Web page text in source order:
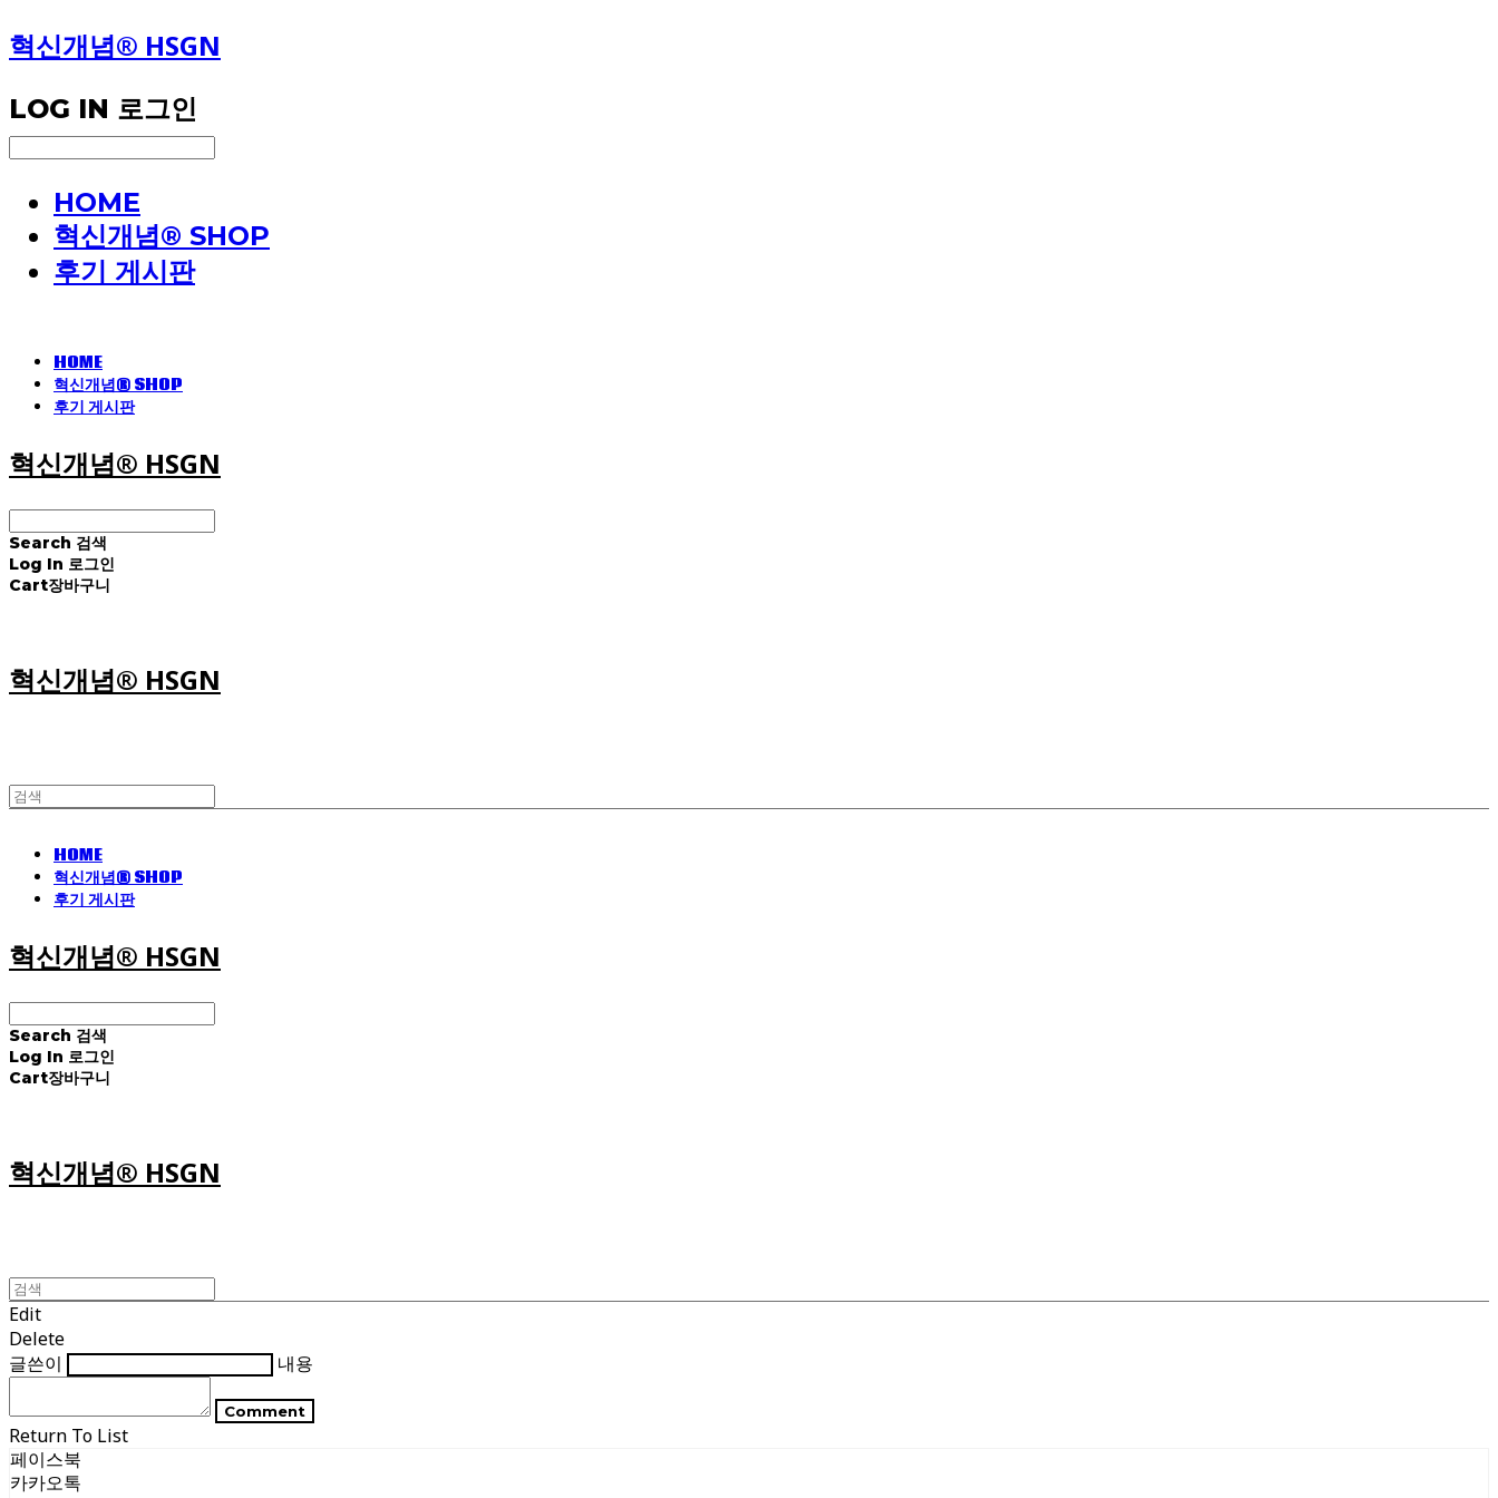
혁신개념® HSGN
LOG IN 로그인
HOME
혁신개념® SHOP
후기 게시판
HOME
혁신개념® SHOP
후기 게시판
혁신개념® HSGN
Search 검색
Log In 로그인
Cart장바구니
혁신개념® HSGN
HOME
혁신개념® SHOP
후기 게시판
혁신개념® HSGN
Search 검색
Log In 로그인
Cart장바구니
혁신개념® HSGN
Edit
Delete
글쓴이
내용
Comment
Return To List
페이스북
카카오톡